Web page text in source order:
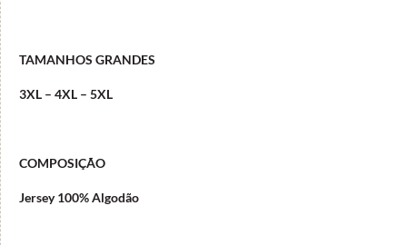
TAMANHOS GRANDES
3XL – 4XL – 5XL
COMPOSIÇÃO
Jersey 100% Algodão